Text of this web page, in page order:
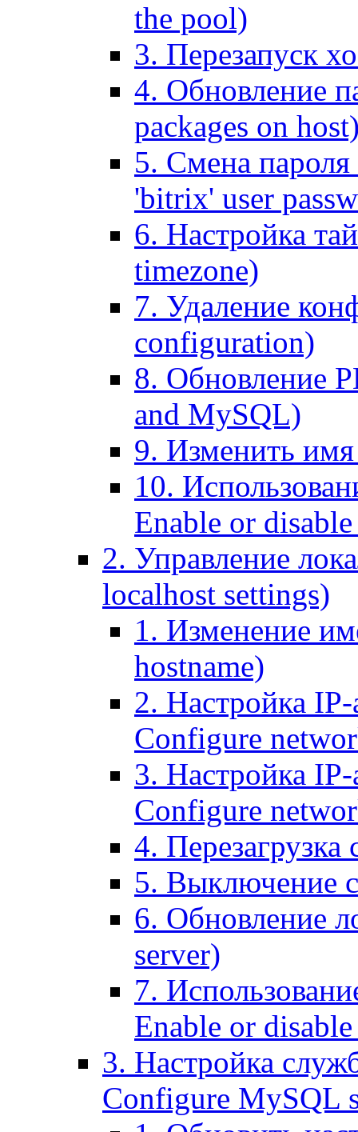
the pool)
3. Перезапуск
4. Обновление
packages on
5. Смена пароля
'bitrix' user
6. Настройка
timezone)
7. Удаление
configuration)
8. Обновление
and MySQL)
9. Изменить имя
10.
Enable or
2. Управление
localhost settings)
1. Изменение
hostname)
2. Настройка IP-
Configure
3. Настройка
Configure
4. Перезагрузка
5. Выключение
6. Обновление
server)
7.
Enable or
3. Настройка
Configure MySQL